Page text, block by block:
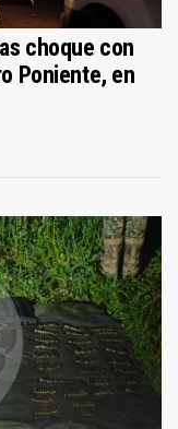
choque con
Poniente, en